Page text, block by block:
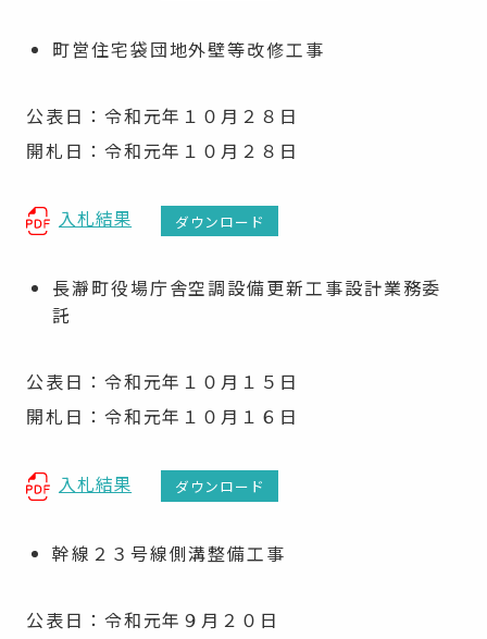
町営住宅袋団地外壁等改修工事
公表日：令和元年１０月２８日
開札日：令和元年１０月２８日
入札結果 ダウンロード
長瀞町役場庁舎空調設備更新工事設計業務委
託
公表日：令和元年１０月１５日
開札日：令和元年１０月１６日
入札結果 ダウンロード
幹線２３号線側溝整備工事
公表日：令和元年９月２０日